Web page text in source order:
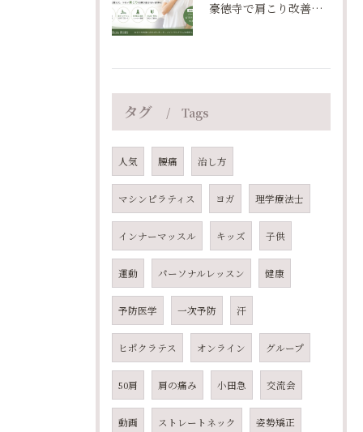
豪徳寺で肩こり改善を目指すならEndRole｜ピラティスが選ばれる理由
タグ Tags
人気 腰痛 治し方
マシンピラティス ヨガ 理学療法士
インナーマッスル キッズ 子供
運動 パーソナルレッスン 健康
予防医学 一次予防 汗
ヒポクラテス オンライン グループ
50肩 肩の痛み 小田急 交流会
動画 ストレートネック 姿勢矯正